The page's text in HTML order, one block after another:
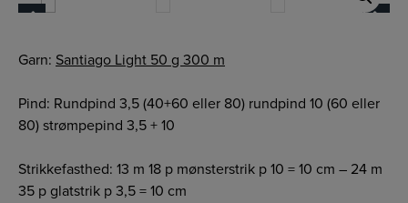
Garn: Santiago Light 50 g 300 m
Pind: Rundpind 3,5 (40+60 eller 80) rundpind 10 (60 eller
80) strømpepind 3,5 + 10
Strikkefasthed: 13 m 18 p mønsterstrik p 10 = 10 cm – 24 m
35 p glatstrik p 3,5 = 10 cm